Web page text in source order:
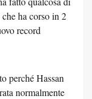
ha corso in 2
record
perché Hassan
normalmente